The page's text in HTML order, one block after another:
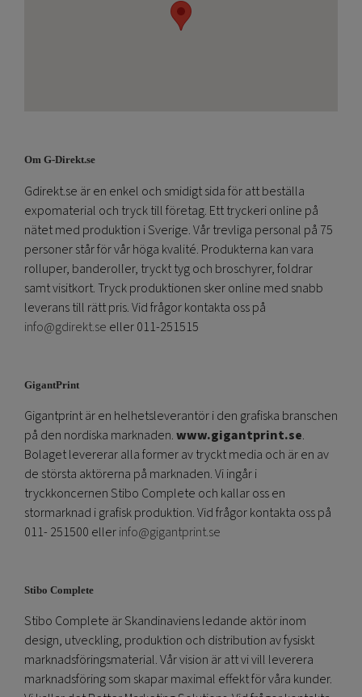
Om G-Direkt.se
Gdirekt.se är en enkel och smidigt sida för att beställa
expomaterial och tryck till företag. Ett tryckeri online på
nätet med produktion i Sverige. Vår trevliga personal på 75
personer står för vår höga kvalité. Produkterna kan vara
rolluper, banderoller, tryckt tyg och broschyrer, foldrar
samt visitkort. Tryck produktionen sker online med snabb
leverans till rätt pris. Vid frågor kontakta oss på
info@gdirekt.se eller 011-251515
GigantPrint
Gigantprint är en helhetsleverantör i den grafiska branschen
på den nordiska marknaden.www.gigantprint.se.
Bolaget levererar alla former av tryckt media och är en av
de största aktörerna på marknaden. Vi ingår i
tryckkoncernen Stibo Complete och kallar oss en
stormarknad i grafisk produktion. Vid frågor kontakta oss på
011- 251500 ellerinfo@gigantprint.se
Stibo Complete
Stibo Complete är Skandinaviens ledande aktör inom
design, utveckling, produktion och distribution av fysiskt
marknadsföringsmaterial. Vår vision är att vi vill leverera
marknadsföring som skapar maximal effekt för våra kunder.